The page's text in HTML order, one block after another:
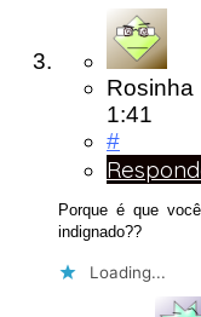
Rosinha
1:41
#
Porque é que
indignado??
Loading...